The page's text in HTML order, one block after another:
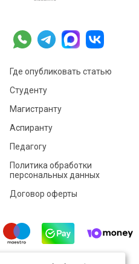
Где опубликовать статью
Студенту
Магистранту
Аспиранту
Педагогу
Политика обработки
персональных данных
Договор оферты